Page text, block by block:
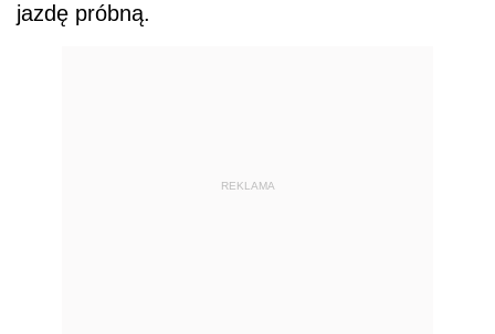
jazdę próbną.
REKLAMA